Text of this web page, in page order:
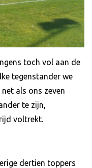
toch vol aan de
tegenstander we
als ons zeven
te zijn,
voltrekt.
dertien toppers